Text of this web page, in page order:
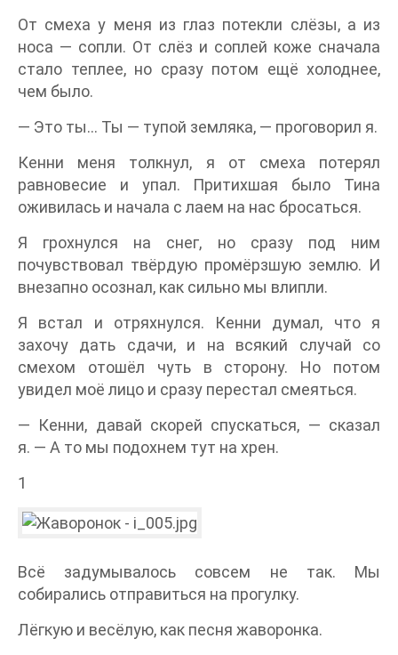
От смеха у меня из глаз потекли слёзы, а из
носа — сопли. От слёз и соплей коже сначала
стало теплее, но сразу потом ещё холоднее,
чем было.
— Это ты… Ты — тупой земляка, — проговорил я.
Кенни меня толкнул, я от смеха потерял
равновесие и упал. Притихшая было Тина
оживилась и начала с лаем на нас бросаться.
Я грохнулся на снег, но сразу под ним
почувствовал твёрдую промёрзшую землю. И
внезапно осознал, как сильно мы влипли.
Я встал и отряхнулся. Кенни думал, что я
захочу дать сдачи, и на всякий случай со
смехом отошёл чуть в сторону. Но потом
увидел моё лицо и сразу перестал смеяться.
— Кенни, давай скорей спускаться, — сказал
я. — А то мы подохнем тут на хрен.
1
Всё задумывалось совсем не так. Мы
собирались отправиться на прогулку.
Лёгкую и весёлую, как песня жаворонка.